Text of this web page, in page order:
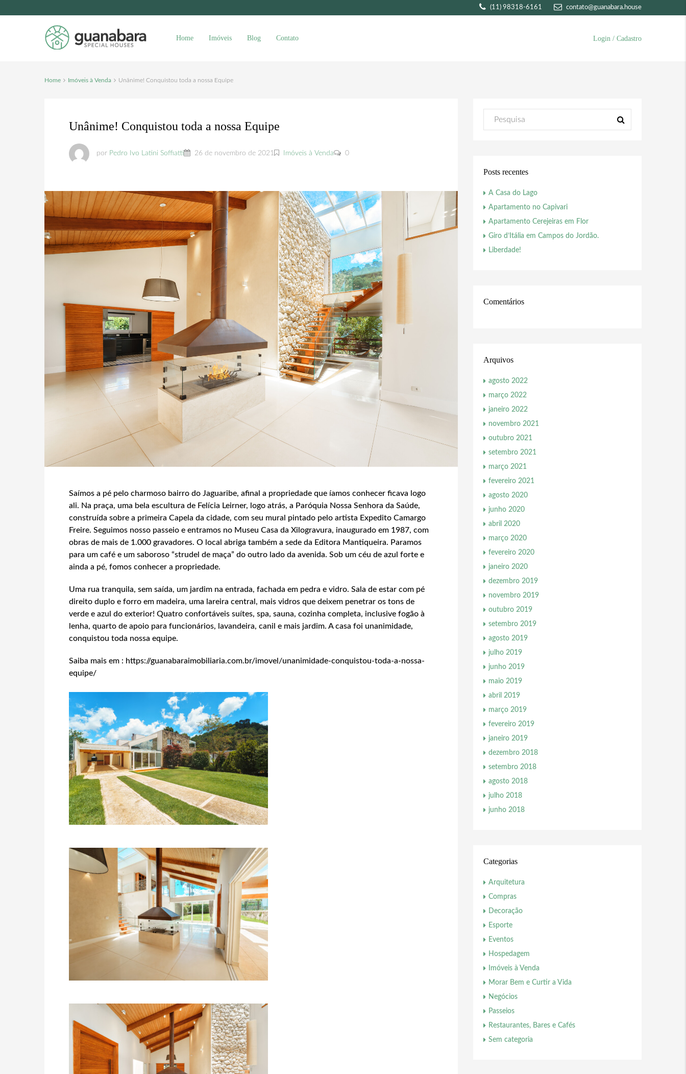
(11) 98318-6161 contato@guanabara.house
Home Imóveis Blog Contato Login / Cadastro
Home Imóveis à Venda Unânime! Conquistou toda a nossa Equipe
Unânime! Conquistou toda a nossa Equipe
por Pedro Ivo Latini Soffiatti 26 de novembro de 2021 Imóveis à Venda 0
Saímos a pé pelo charmoso bairro do Jaguaribe, afinal a propriedade que íamos conhecer ficava logo
ali. Na praça, uma bela escultura de Felícia Leirner, logo atrás, a Paróquia Nossa Senhora da Saúde,
construída sobre a primeira Capela da cidade, com seu mural pintado pelo artista Expedito Camargo
Freire. Seguimos nosso passeio e entramos no Museu Casa da Xilogravura, inaugurado em 1987, com
obras de mais de 1.000 gravadores. O local abriga também a sede da Editora Mantiqueira. Paramos
para um café e um saboroso “strudel de maça” do outro lado da avenida. Sob um céu de azul forte e
ainda a pé, fomos conhecer a propriedade.
Uma rua tranquila, sem saída, um jardim na entrada, fachada em pedra e vidro. Sala de estar com pé
direito duplo e forro em madeira, uma lareira central, mais vidros que deixem penetrar os tons de
verde e azul do exterior! Quatro confortáveis suítes, spa, sauna, cozinha completa, inclusive fogão à
lenha, quarto de apoio para funcionários, lavandeira, canil e mais jardim. A casa foi unanimidade,
conquistou toda nossa equipe.
Saiba mais em : https://guanabaraimobiliaria.com.br/imovel/unanimidade-conquistou-toda-a-nossa-
equipe/
Posts recentes
A Casa do Lago
Apartamento no Capivari
Apartamento Cerejeiras em Flor
Giro d’Itália em Campos do Jordão.
Liberdade!
Comentários
Arquivos
agosto 2022
março 2022
janeiro 2022
novembro 2021
outubro 2021
setembro 2021
março 2021
fevereiro 2021
agosto 2020
junho 2020
abril 2020
março 2020
fevereiro 2020
janeiro 2020
dezembro 2019
novembro 2019
outubro 2019
setembro 2019
agosto 2019
julho 2019
junho 2019
maio 2019
abril 2019
março 2019
fevereiro 2019
janeiro 2019
dezembro 2018
setembro 2018
agosto 2018
julho 2018
junho 2018
Categorias
Arquitetura
Compras
Decoração
Esporte
Eventos
Hospedagem
Imóveis à Venda
Morar Bem e Curtir a Vida
Negócios
Passeios
Restaurantes, Bares e Cafés
Sem categoria